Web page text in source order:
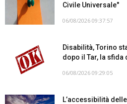
Civile Universale"
06/08/2026 09:37:57
Disabilità, Torino
dopo il Tar, la
06/08/2026 09:29:05
L’accessibilità